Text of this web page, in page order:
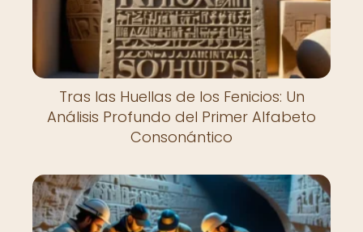
Tras las Huellas de los Fenicios: Un
Análisis Profundo del Primer Alfabeto
Consonántico